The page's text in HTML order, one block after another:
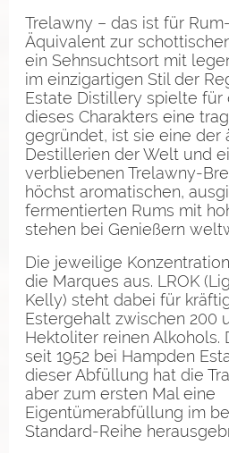
Trelawny – das ist für
Äquivalent zur
ein Sehnsuchtsort mit
im einzigartigen Stil der
Estate Distillery spielte für
dieses Charakters eine
gegründet, ist sie eine der
Destillerien der Welt und
verbliebenen Trelawny-
höchst aromatischen,
fermentierten Rums mit
stehen bei Genießern
Die jeweilige
die Marques aus. LROK
Kelly) steht dabei für
Estergehalt zwischen 200
Hektoliter reinen Alkohols.
seit 1952 bei Hampden
dieser Abfüllung hat die
aber zum ersten Mal eine
Eigentümerabfüllung im
Standard-Reihe